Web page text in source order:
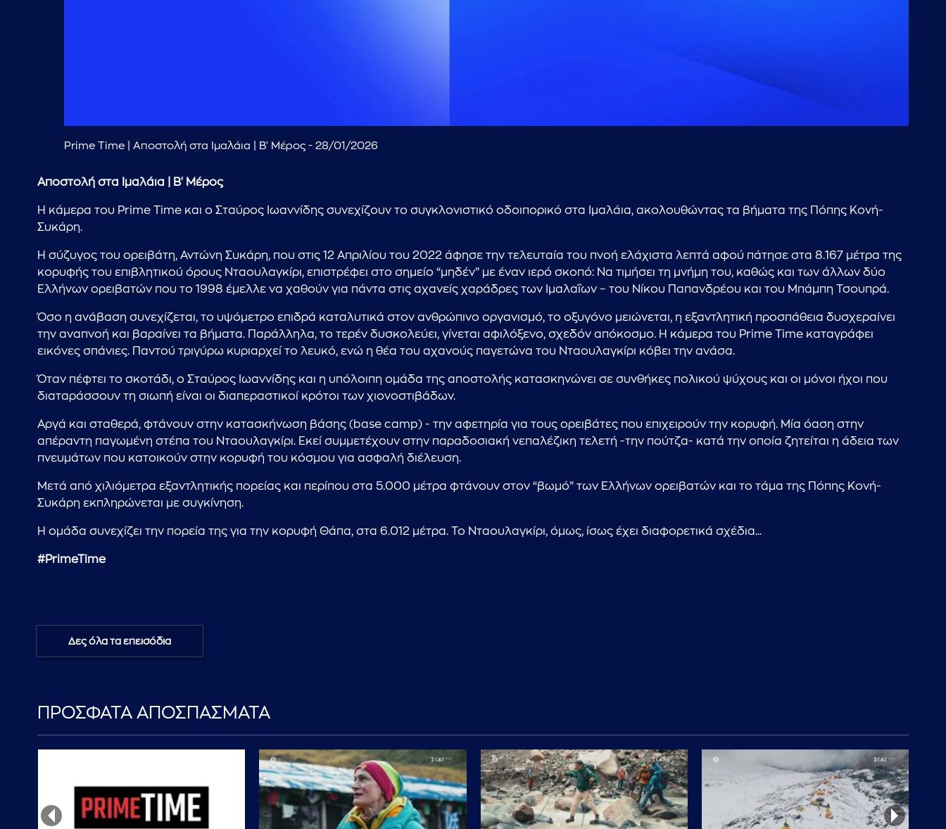
Prime Time | Αποστολή στα Ιμαλάια | Β' Μέρος - 28/01/2026
Αποστολή στα Ιμαλάια | Β' Μέρος
H κάμερα του Prime Time και ο Σταύρος Ιωαννίδης συνεχίζουν το συγκλονιστικό οδοιπορικό στα Ιμαλάια, ακολουθώντας τα βήματα της Πόπης Κονή-
Συκάρη.
Η σύζυγος του ορειβάτη, Αντώνη Συκάρη, που στις 12 Απριλίου του 2022 άφησε την τελευταία του πνοή ελάχιστα λεπτά αφού πάτησε στα 8.167 μέτρα της
κορυφής του επιβλητικού όρους Νταουλαγκίρι, επιστρέφει στο σημείο “μηδέν” με έναν ιερό σκοπό: Να τιμήσει τη μνήμη του, καθώς και των άλλων δύο
Ελλήνων ορειβατών που το 1998 έμελλε να χαθούν για πάντα στις αχανείς χαράδρες των Ιμαλαΐων – του Νίκου Παπανδρέου και του Μπάμπη Τσουπρά.
Όσο η ανάβαση συνεχίζεται, το υψόμετρο επιδρά καταλυτικά στον ανθρώπινο οργανισμό, το οξυγόνο μειώνεται, η εξαντλητική προσπάθεια δυσχεραίνει
την αναπνοή και βαραίνει τα βήματα. Παράλληλα, το τερέν δυσκολεύει, γίνεται αφιλόξενο, σχεδόν απόκοσμο. Η κάμερα του Prime Time καταγράφει
εικόνες σπάνιες. Παντού τριγύρω κυριαρχεί το λευκό, ενώ η θέα του αχανούς παγετώνα του Νταουλαγκίρι κόβει την ανάσα.
Όταν πέφτει το σκοτάδι, ο Σταύρος Ιωαννίδης και η υπόλοιπη ομάδα της αποστολής κατασκηνώνει σε συνθήκες πολικού ψύχους και οι μόνοι ήχοι που
διαταράσσουν τη σιωπή είναι οι διαπεραστικοί κρότοι των χιονοστιβάδων.
Αργά και σταθερά, φτάνουν στην κατασκήνωση βάσης (base camp) - την αφετηρία για τους ορειβάτες που επιχειρούν την κορυφή. Μία όαση στην
απέραντη παγωμένη στέπα του Νταουλαγκίρι. Εκεί συμμετέχουν στην παραδοσιακή νεπαλέζικη τελετή -την πούτζα- κατά την οποία ζητείται η άδεια των
πνευμάτων που κατοικούν στην κορυφή του κόσμου για ασφαλή διέλευση.
Μετά από χιλιόμετρα εξαντλητικής πορείας και περίπου στα 5.000 μέτρα φτάνουν στον “βωμό” των Ελλήνων ορειβατών και το τάμα της Πόπης Κονή-
Συκάρη εκπληρώνεται με συγκίνηση.
Η ομάδα συνεχίζει την πορεία της για την κορυφή Θάπα, στα 6.012 μέτρα. Το Νταουλαγκίρι, όμως, ίσως έχει διαφορετικά σχέδια...
#PrimeTime
Δες όλα τα επεισόδια
ΠΡΟΣΦΑΤΑ ΑΠΟΣΠΑΣΜΑΤΑ